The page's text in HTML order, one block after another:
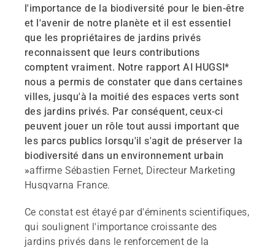
l'importance de la biodiversité pour le bien-être
et l'avenir de notre planète et il est essentiel
que les propriétaires de jardins privés
reconnaissent que leurs contributions
comptent vraiment. Notre rapport AI HUGSI*
nous a permis de constater que dans certaines
villes, jusqu'à la moitié des espaces verts sont
des jardins privés. Par conséquent, ceux-ci
peuvent jouer un rôle tout aussi important que
les parcs publics lorsqu'il s'agit de préserver la
biodiversité dans un environnement urbain
»affirme Sébastien Fernet, Directeur Marketing
Husqvarna France.
Ce constat est étayé par d'éminents scientifiques,
qui soulignent l'importance croissante des
jardins privés dans le renforcement de la